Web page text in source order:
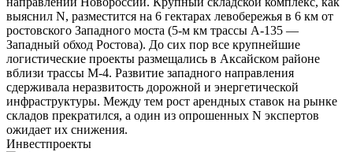
выяснил N, разместится на 6 гектарах левобережья в 6 км от
ростовского Западного моста (5-м км трассы А-135 ―
Западный обход Ростова). До сих пор все крупнейшие
логистические проекты размещались в Аксайском районе
вблизи трассы М-4. Развитие западного направления
сдерживала неразвитость дорожной и энергетической
инфраструктуры. Между тем рост арендных ставок на рынке
складов прекратился, а один из опрошенных N экспертов
ожидает их снижения.
Инвестпроекты